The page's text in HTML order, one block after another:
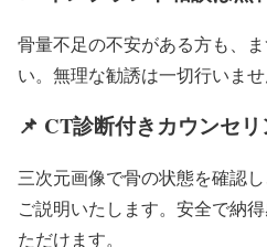
骨量不足の不安がある方も、
い。無理な勧誘は一切行いませ
📌 CT診断付きカウンセ
三次元画像で骨の状態を確認
ご説明いたします。安全で納
ただけます。